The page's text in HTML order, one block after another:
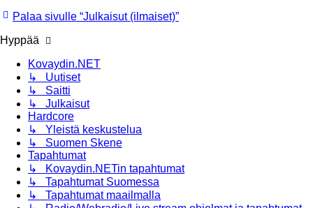
Palaa sivulle “Julkaisut (ilmaiset)”
Hyppää
Kovaydin.NET
↳ Uutiset
↳ Saitti
↳ Julkaisut
Hardcore
↳ Yleistä keskustelua
↳ Suomen Skene
Tapahtumat
↳ Kovaydin.NETin tapahtumat
↳ Tapahtumat Suomessa
↳ Tapahtumat maailmalla